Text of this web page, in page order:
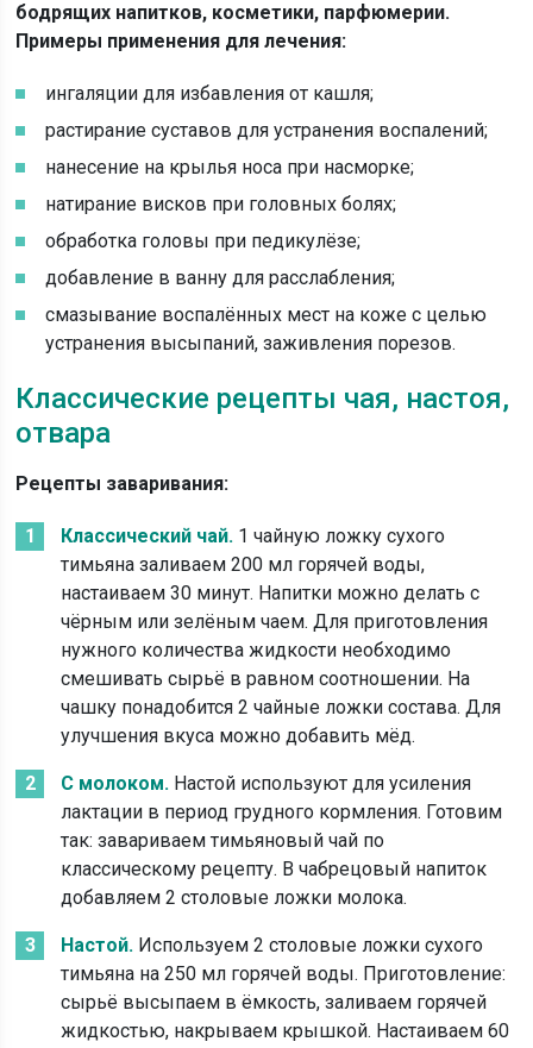
бодрящих напитков, косметики, парфюмерии.
Примеры применения для лечения:
ингаляции для избавления от кашля;
растирание суставов для устранения воспалений;
нанесение на крылья носа при насморке;
натирание висков при головных болях;
обработка головы при педикулёзе;
добавление в ванну для расслабления;
смазывание воспалённых мест на коже с целью
устранения высыпаний, заживления порезов.
Классические рецепты чая, настоя,
отвара
Рецепты заваривания:
Классический чай. 1 чайную ложку сухого
тимьяна заливаем 200 мл горячей воды,
настаиваем 30 минут. Напитки можно делать с
чёрным или зелёным чаем. Для приготовления
нужного количества жидкости необходимо
смешивать сырьё в равном соотношении. На
чашку понадобится 2 чайные ложки состава. Для
улучшения вкуса можно добавить мёд.
С молоком. Настой используют для усиления
лактации в период грудного кормления. Готовим
так: завариваем тимьяновый чай по
классическому рецепту. В чабрецовый напиток
добавляем 2 столовые ложки молока.
Настой. Используем 2 столовые ложки сухого
тимьяна на 250 мл горячей воды. Приготовление:
сырьё высыпаем в ёмкость, заливаем горячей
жидкостью, накрываем крышкой. Настаиваем 60